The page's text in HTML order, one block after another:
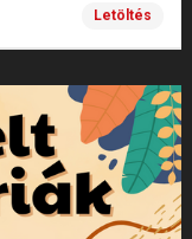
Letöltés